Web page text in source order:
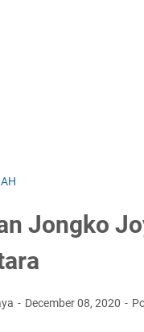
Jongko
December 08, 2020